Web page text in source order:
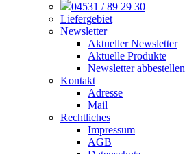
04531 / 89 29 30
Liefergebiet
Newsletter
Aktueller Newsletter
Aktuelle Produkte
Newsletter abbestellen
Kontakt
Adresse
Mail
Rechtliches
Impressum
AGB